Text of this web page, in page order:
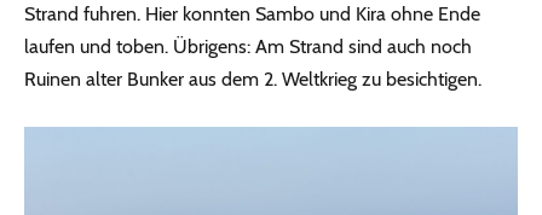
Strand fuhren. Hier konnten Sambo und Kira ohne Ende
laufen und toben. Übrigens: Am Strand sind auch noch
Ruinen alter Bunker aus dem 2. Weltkrieg zu besichtigen.